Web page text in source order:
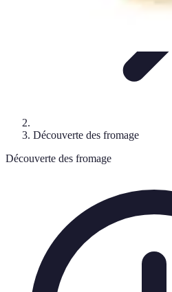
Découverte des fromage
Découverte des fromage